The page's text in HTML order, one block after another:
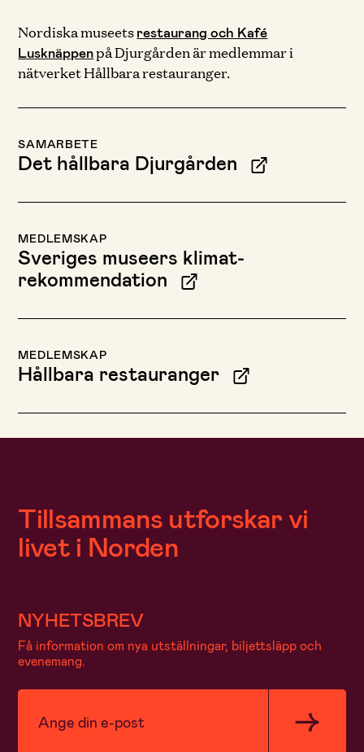
Nordiska museets restaurang och Kafé
Lusknäppenpå Djurgården är medlemmar i
nätverket Hållbara restauranger.
SAMARBETE
Det hållbara Djurgården
MEDLEMSKAP
Sveriges museers klimat­
rekommendation
MEDLEMSKAP
Hållbara restauranger
Tillsammans utforskar vi
livet i Norden
NYHETSBREV
Få information om nya utställningar, biljettsläpp och
evenemang.